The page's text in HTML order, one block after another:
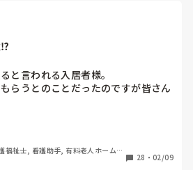
⁉︎
と言われる入居者様。
らうとのことだったのですが皆さん
ためあまり強く言えず…
拭いてない様子。あとから耳を拭い
くととても汚いのですが、耳栓よりも
福祉士, 看護助手, 有料老人ホーム,
28 ・ 02/09